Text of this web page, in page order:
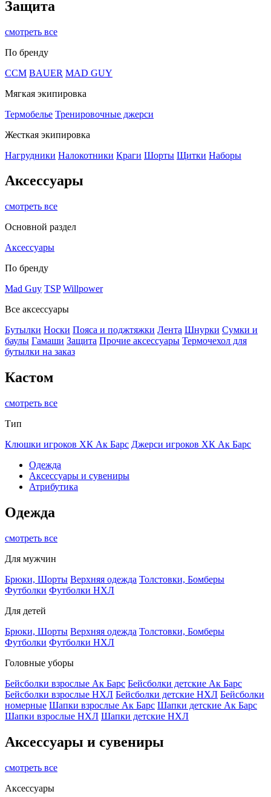
Защита
смотреть все
По бренду
CCM BAUER MAD GUY
Мягкая экипировка
Термобелье Тренировочные джерси
Жесткая экипировка
Нагрудники Налокотники Краги Шорты Щитки Наборы
Аксессуары
смотреть все
Основной раздел
Аксессуары
По бренду
Mad Guy TSP Willpower
Все аксессуары
Бутылки Носки Пояса и поджтяжки Лента Шнурки Сумки и
баулы Гамаши Защита Прочие аксессуары Термочехол для
бутылки на заказ
Кастом
смотреть все
Тип
Клюшки игроков ХК Ак Барс Джерси игроков ХК Ак Барс
Одежда
Аксессуары и сувениры
Атрибутика
Одежда
смотреть все
Для мужчин
Брюки, Шорты Верхняя одежда Толстовки, Бомберы
Футболки Футболки НХЛ
Для детей
Брюки, Шорты Верхняя одежда Толстовки, Бомберы
Футболки Футболки НХЛ
Головные уборы
Бейсболки взрослые Ак Барс Бейсболки детские Ак Барс
Бейсболки взрослые НХЛ Бейсболки детские НХЛ Бейсболки
номерные Шапки взрослые Ак Барс Шапки детские Ак Барс
Шапки взрослые НХЛ Шапки детские НХЛ
Аксессуары и сувениры
смотреть все
Аксессуары